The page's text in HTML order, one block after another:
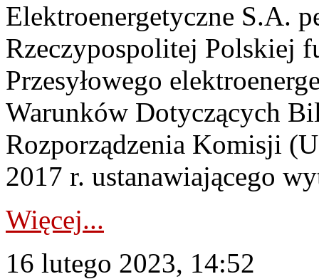
Elektroenergetyczne S.A.
Rzeczypospolitej Polskiej
Przesyłowego
Warunków Dotyczących
Rozporządzenia Komisji
2017 r. ustanawiającego
Więcej...
16 lutego 2023, 14:52